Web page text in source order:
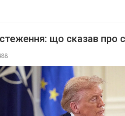
що сказав про